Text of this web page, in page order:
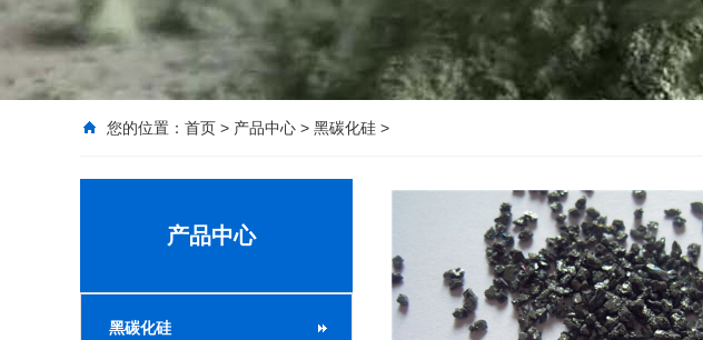
您的位置： 首页 > 产品中心 > 黑碳化硅 >
产品中心
黑碳化硅